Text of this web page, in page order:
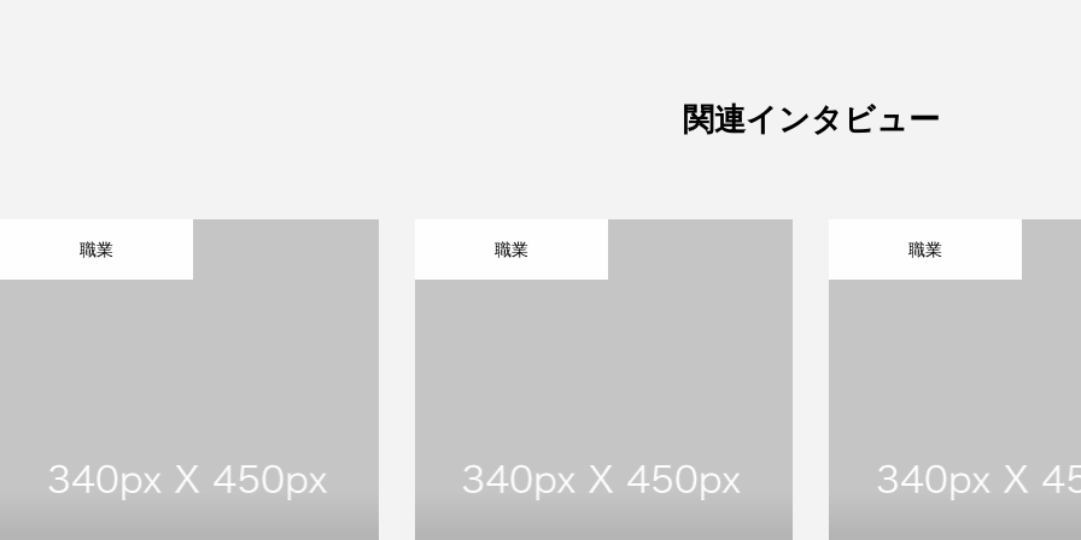
関連インタビュー
職業 職業 職業